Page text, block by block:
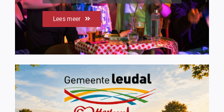
Lees meer